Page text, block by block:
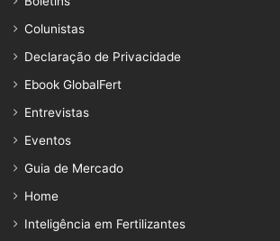
Colunistas
Declaração de Privacidade
Ebook GlobalFert
Entrevistas
Eventos
Guia de Mercado
Home
Inteligência em Fertilizantes